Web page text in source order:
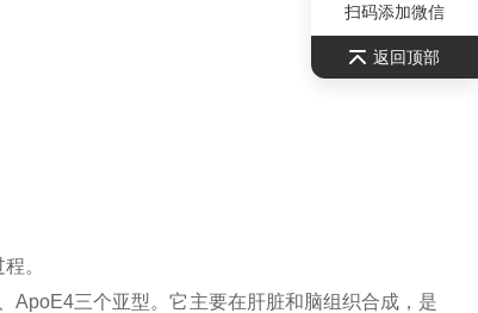
。
ApoE4三个亚型。它主要在肝脏和脑组织合成，是
扫码添加微信
返回顶部